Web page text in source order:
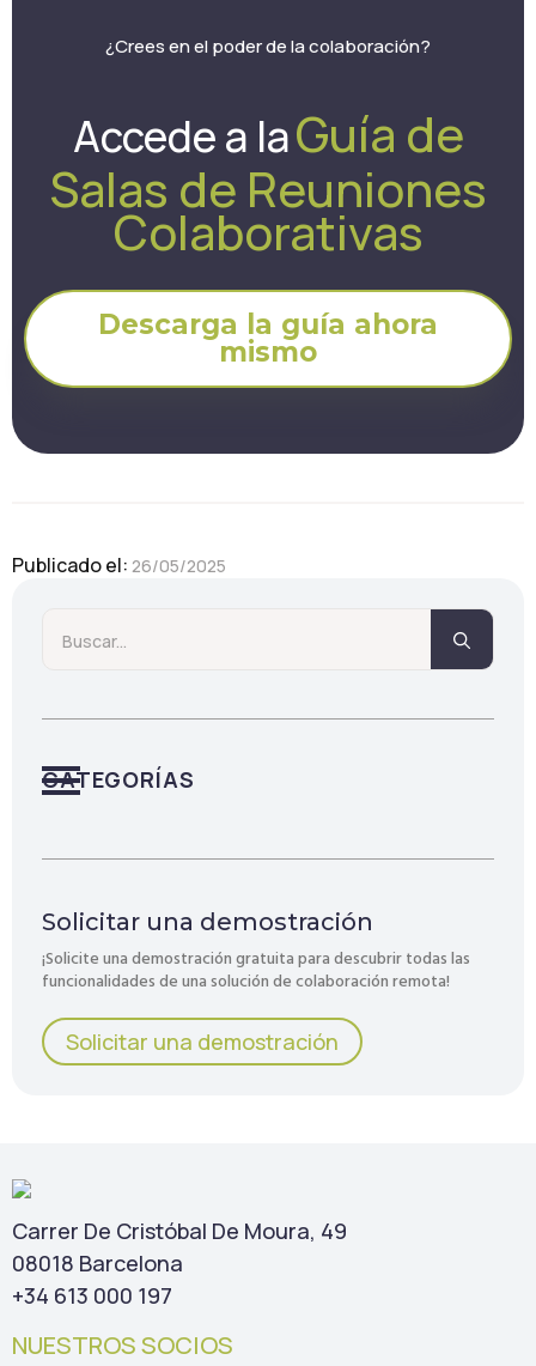
¿Crees en el poder de la colaboración?
Accede a laGuía de
Salas de Reuniones
Colaborativas
Descarga la guía ahora
mismo
Publicado el: 26/05/2025
CATEGORÍAS
Solicitar una demostración
¡Solicite una demostración gratuita para descubrir todas las
funcionalidades de una solución de colaboración remota!
Solicitar una demostración
Carrer De Cristóbal De Moura, 49
08018 Barcelona
+34 613 000 197
NUESTROS SOCIOS